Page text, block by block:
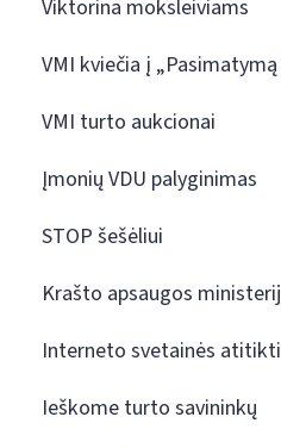
Viktorina moksleiviams
VMI kviečia į
VMI turto aukcionai
Įmonių VDU palyginimas
STOP šešėliui
Krašto apsaugos
Interneto svetainės
Ieškome turto savininkų